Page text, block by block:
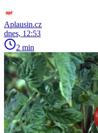
Aplausin.cz
dnes, 12:53
2 min